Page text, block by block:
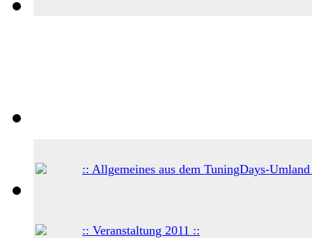
:: Allgemeines aus dem TuningDays-
:: Veranstaltung 2011 ::